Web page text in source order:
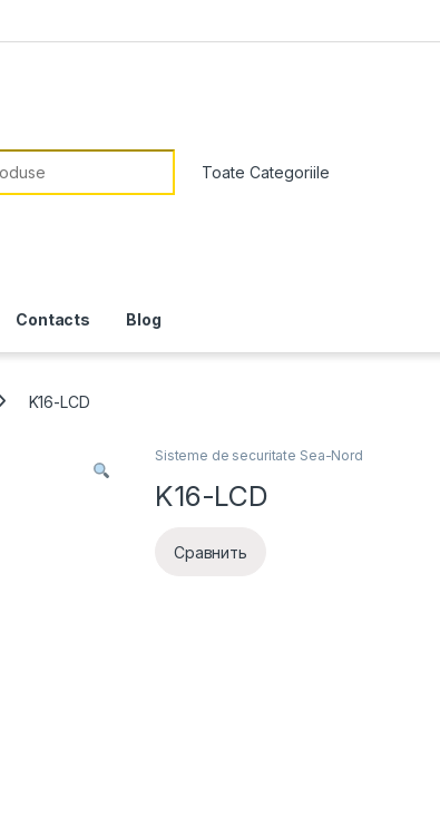
Contacts Blog
K16-LCD
Sisteme de securitate Sea-Nord
K16-LCD
Сравнить